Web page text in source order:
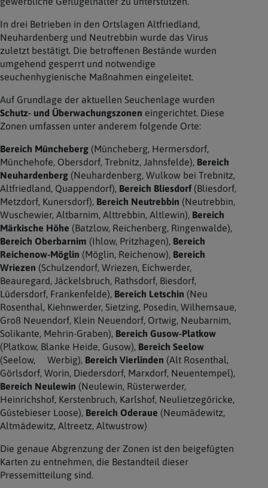
In drei Betrieben in den Ortslagen Altfriedland,
Neuhardenberg und Neutrebbin wurde das Virus
zuletzt bestätigt. Die betroffenen Bestände wurden
umgehend gesperrt und notwendige
seuchenhygienische Maßnahmen eingeleitet.
Auf Grundlage der aktuellen Seuchenlage wurden
Schutz- und Überwachungszonen eingerichtet. Diese
Zonen umfassen unter anderem folgende Orte:
Bereich Müncheberg (Müncheberg, Hermersdorf,
Münchehofe, Obersdorf, Trebnitz, Jahnsfelde), Bereich
Neuhardenberg (Neuhardenberg, Wulkow bei Trebnitz,
Altfriedland, Quappendorf), Bereich Bliesdorf(Bliesdorf,
Metzdorf, Kunersdorf), Bereich Neutrebbin (Neutrebbin,
Wuschewier, Altbarnim, Alttrebbin, Altlewin), Bereich
Märkische Höhe (Batzlow, Reichenberg, Ringenwalde),
Bereich Oberbarnim (Ihlow, Pritzhagen), Bereich
Reichenow-Möglin (Möglin, Reichenow), Bereich
Wriezen (Schulzendorf, Wriezen, Eichwerder,
Beauregard, Jäckelsbruch, Rathsdorf, Biesdorf,
Lüdersdorf, Frankenfelde), Bereich Letschin (Neu
Rosenthal, Kiehnwerder, Sietzing, Posedin, Wilhemsaue,
Groß Neuendorf, Klein Neuendorf, Ortwig, Neubarnim,
Solikante, Mehrin-Graben), Bereich Gusow-Platkow
(Platkow, Blanke Heide, Gusow), Bereich Seelow
(Seelow, Werbig), Bereich Vierlinden (Alt Rosenthal,
Görlsdorf, Worin, Diedersdorf, Marxdorf, Neuentempel),
Bereich Neulewin (Neulewin, Rüsterwerder,
Heinrichshof, Kerstenbruch, Karlshof, Neulietzegöricke,
Güstebieser Loose), Bereich Oderaue (Neumädewitz,
Altmädewitz, Altreetz, Altwustrow)
Die genaue Abgrenzung der Zonen ist den beigefügten
Karten zu entnehmen, die Bestandteil dieser
Pressemitteilung sind.